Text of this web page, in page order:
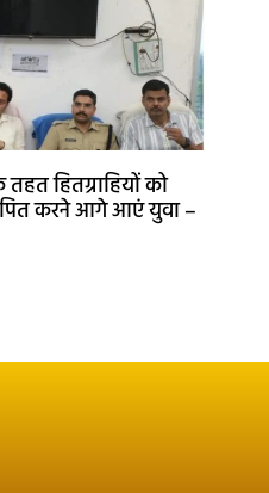
हितग्राहियों को
करने आगे आएं युवा –